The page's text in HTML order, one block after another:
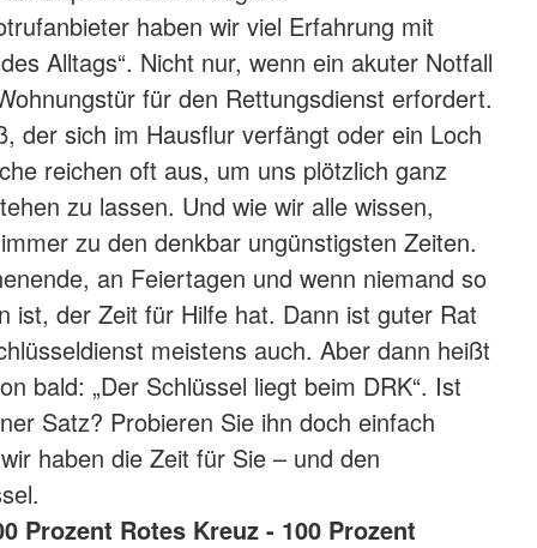
haben wir viel Erfahrung mit
Alltags“. Nicht nur, wenn ein akuter Notfall
für den Rettungsdienst erfordert.
der sich im Hausflur verfängt oder ein Loch
reichen oft aus, um uns plötzlich ganz
zu lassen. Und wie wir alle wissen,
zu den denkbar ungünstigsten Zeiten.
an Feiertagen und wenn niemand so
ist, der Zeit für Hilfe hat. Dann ist guter Rat
meistens auch. Aber dann heißt
bald: „Der Schlüssel liegt beim DRK“. Ist
Satz? Probieren Sie ihn doch einfach
haben die Zeit für Sie – und den
Prozent Rotes Kreuz - 100 Prozent